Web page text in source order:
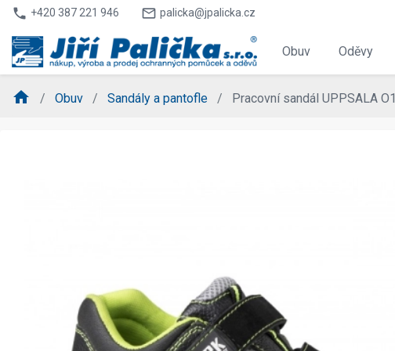
phone +420 387 221 946 mail_outline palicka@jpalicka.cz
Obuv Oděvy
home Obuv Sandály a pantofle Pracovní sandál UPPSALA O1